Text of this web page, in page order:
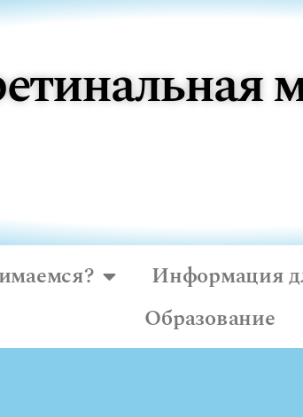
Информация
Образование